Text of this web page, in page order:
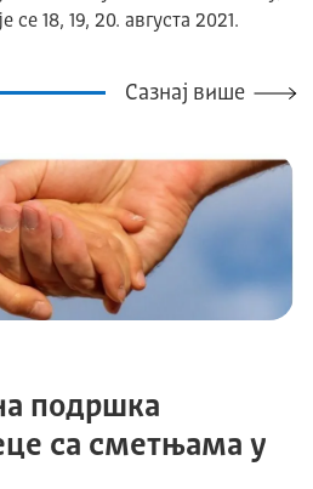
се 18, 19, 20. августа 2021.
Сазнај више
подршка
са сметњама у